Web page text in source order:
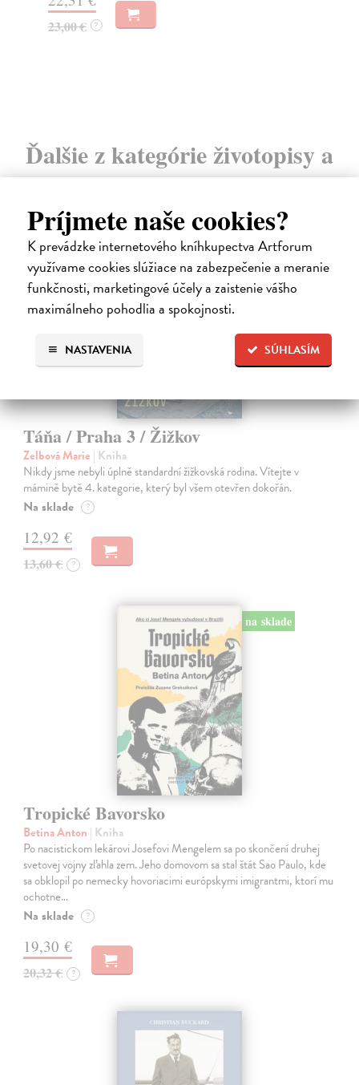
Príjmete naše cookies?
K prevádzke internetového kníhkupectva Artforum
využívame cookies slúžiace na zabezpečenie a meranie
funkčnosti, marketingové účely a zaistenie vášho
maximálneho pohodlia a spokojnosti.
SÚHLASÍM
NASTAVENIA
23,00 € ?
Ďalšie z kategórie životopisy a
memoáre
na sklade
Táňa / Praha 3 / Žižkov
Zelbová Marie | Kniha
Nikdy jsme nebyli úplně standardní žižkovská rodina. Vítejte v
mámině bytě 4. kategorie, který byl všem otevřen dokořán.
Na sklade ?
12,92 €
13,60 € ?
na sklade
Tropické Bavorsko
Betina Anton | Kniha
Po nacistickom lekárovi Josefovi Mengelem sa po skončení druhej
svetovej vojny zľahla zem. Jeho domovom sa stal štát Sao Paulo, kde
sa obklopil po nemecky hovoriacimi európskymi imigrantmi, ktorí mu
ochotne…
Na sklade ?
19,30 €
20,32 € ?